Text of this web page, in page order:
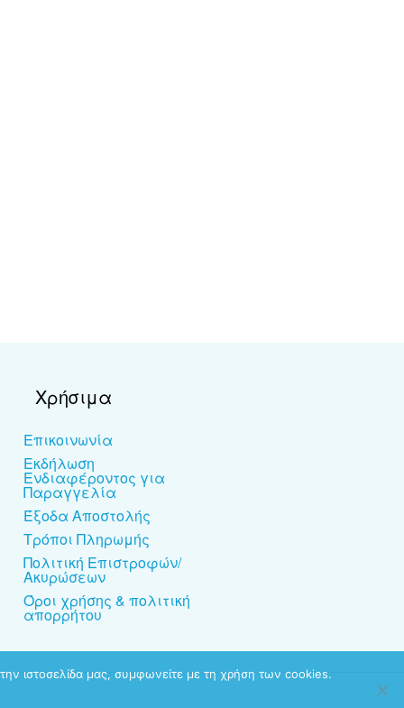
Χρήσιμα
Επικοινωνία
Εκδήλωση
Ενδιαφέροντος για
Παραγγελία
Έξοδα Αποστολής
Τρόποι Πληρωμής
Πολιτική Επιστροφών/
Ακυρώσεων
Όροι χρήσης & πολιτική
απορρήτου
ιστοσελίδα μας, συμφωνείτε με τη χρήση των cookies.